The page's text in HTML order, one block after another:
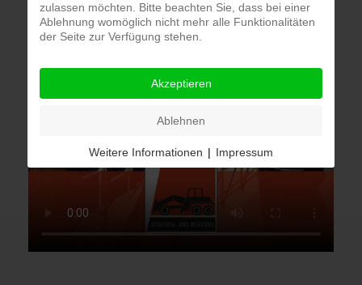
zulassen möchten. Bitte beachten Sie, dass bei einer
Ablehnung womöglich nicht mehr alle Funktionalitäten
der Seite zur Verfügung stehen.
Akzeptieren
Ablehnen
Weitere Informationen | Impressum